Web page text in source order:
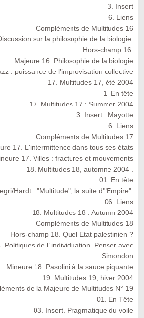
3. Insert
6. Liens
Compléments de Multitudes 16
sur la philosophie de la biologie.
Hors-champ 16.
Majeure 16. Philosophie de la biologie
: puissance de l’improvisation collective
17. Multitudes 17, été 2004
1. En tête
17. Multitudes 17 : Summer 2004
3. Insert : Mayotte
6. Liens
Compléments de Multitudes 17
17. L'intermittence dans tous ses états
17. Villes : fractures et mouvements
18. Multitudes 18, automne 2004 .
01. En tête
Hardt : "Multitude", la suite d'"Empire".
06. Liens
18. Multitudes 18 : Autumn 2004
Compléments de Multitudes 18
Hors-champ 18. Quel Etat palestinien ?
Politiques de l’ individuation. Penser avec
Simondon
Mineure 18. Pasolini à la sauce piquante
19. Multitudes 19, hiver 2004
de la Majeure de Multitudes N° 19
01. En Tête
03. Insert. Pragmatique du voile